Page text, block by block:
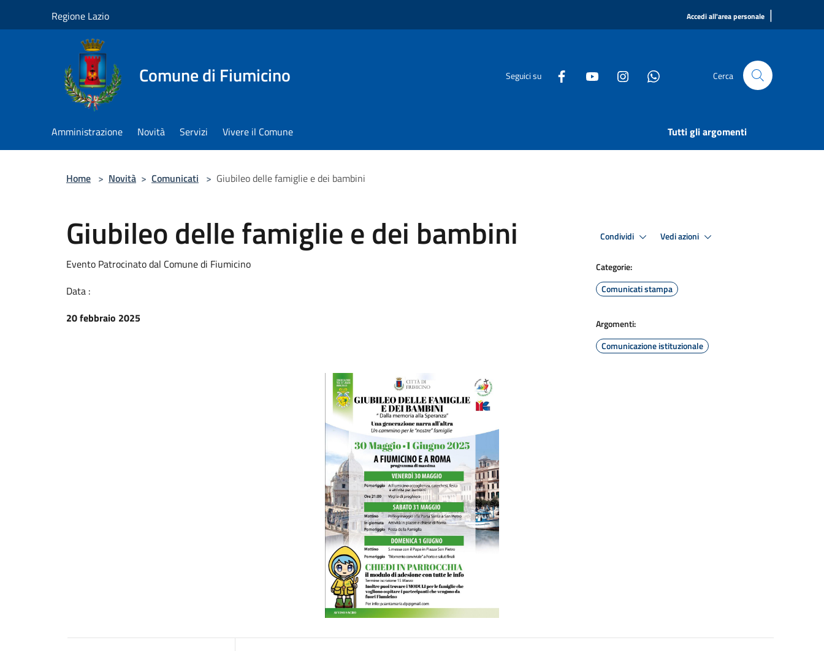
Regione Lazio Accedi all'area personale |
Comune di Fiumicino Seguici su Cerca
Amministrazione Novità Servizi Vivere il Comune Tutti gli argomenti
Home > Novità > Comunicati > Giubileo delle famiglie e dei bambini
Giubileo delle famiglie e dei bambini
Evento Patrocinato dal Comune di Fiumicino
Data :
20 febbraio 2025
Condividi Vedi azioni
Categorie:
Comunicati stampa
Argomenti:
Comunicazione istituzionale